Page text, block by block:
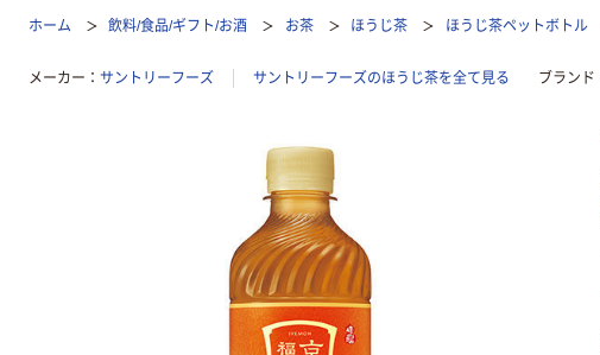
ホーム 飲料/食品/ギフト/お酒 お茶 ほうじ茶 ほうじ茶ペットボトル
メーカー サントリーフーズ サントリーフーズのほうじ茶を全て見る ブランド